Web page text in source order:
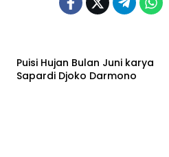
Puisi Hujan Bulan Juni karya
Sapardi Djoko Darmono